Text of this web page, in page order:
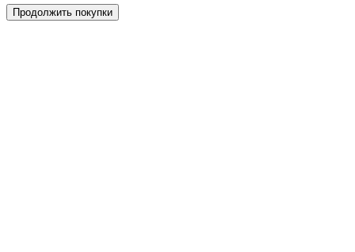
Продолжить покупки